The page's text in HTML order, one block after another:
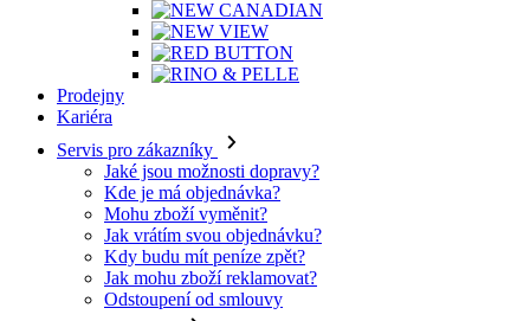
Prodejny
Kariéra
Servis pro zákazníky
Jaké jsou možnosti dopravy?
Kde je má objednávka?
Mohu zboží vyměnit?
Jak vrátím svou objednávku?
Kdy budu mít peníze zpět?
Jak mohu zboží reklamovat?
Odstoupení od smlouvy